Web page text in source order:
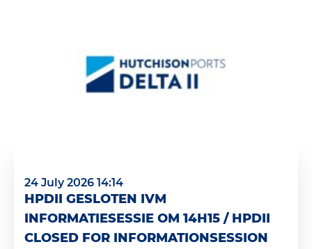
24 July 2026 14:14
HPDII GESLOTEN IVM
INFORMATIESESSIE OM 14H15 / HPDII
CLOSED FOR INFORMATIONSESSION